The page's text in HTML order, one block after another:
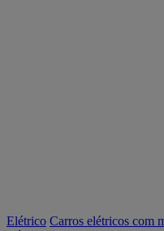
Elétrico Carros elétricos com